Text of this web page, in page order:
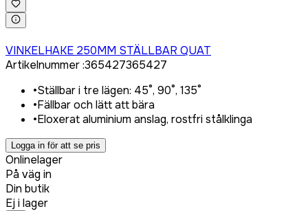
VINKELHAKE 250MM STÄLLBAR QUAT
Artikelnummer:365427365427
•Ställbar i tre lägen: 45°, 90°, 135°
•Fällbar och lätt att bära
•Eloxerat aluminium anslag, rostfri stålklinga
Logga in för att se pris
Onlinelager
På väg in
Din butik
Ej i lager